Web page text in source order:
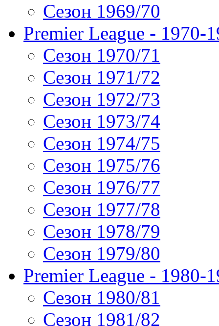
Сезон 1969/70
Premier League - 1970-
Сезон 1970/71
Сезон 1971/72
Сезон 1972/73
Сезон 1973/74
Сезон 1974/75
Сезон 1975/76
Сезон 1976/77
Сезон 1977/78
Сезон 1978/79
Сезон 1979/80
Premier League - 1980-
Сезон 1980/81
Сезон 1981/82